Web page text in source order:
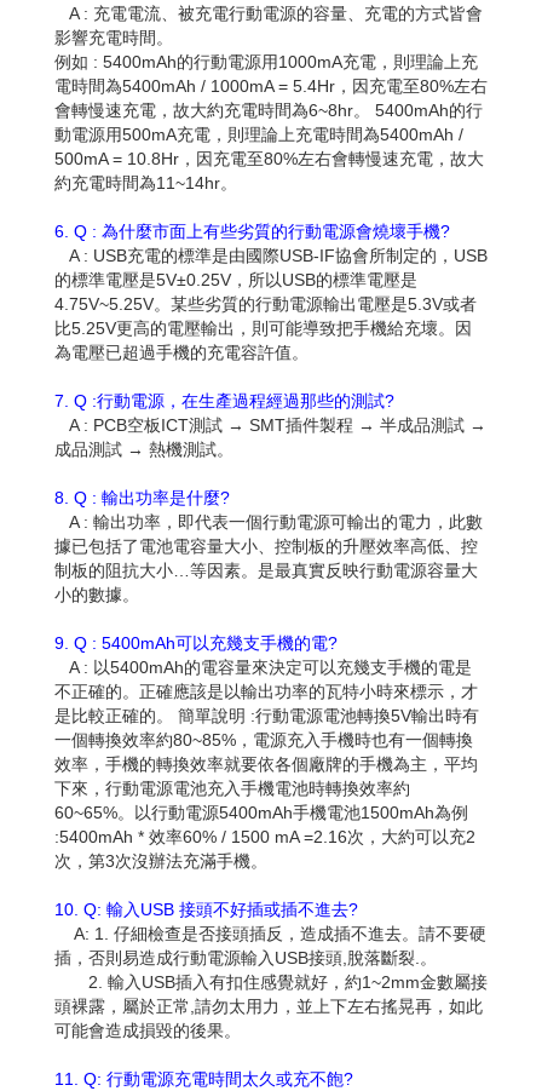
A : 充電電流、被充電行動電源的容量、充電的方式皆會
影響充電時間。
例如 : 5400mAh的行動電源用1000mA充電，則理論上充
電時間為5400mAh / 1000mA = 5.4Hr，因充電至80%左右
會轉慢速充電，故大約充電時間為6~8hr。 5400mAh的行
動電源用500mA充電，則理論上充電時間為5400mAh /
500mA = 10.8Hr，因充電至80%左右會轉慢速充電，故大
約充電時間為11~14hr。
6. Q : 為什麼市面上有些劣質的行動電源會燒壞手機?
A : USB充電的標準是由國際USB-IF協會所制定的，USB
的標準電壓是5V±0.25V，所以USB的標準電壓是
4.75V~5.25V。某些劣質的行動電源輸出電壓是5.3V或者
比5.25V更高的電壓輸出，則可能導致把手機給充壞。因
為電壓已超過手機的充電容許值。
7. Q :行動電源，在生產過程經過那些的測試?
A : PCB空板ICT測試 → SMT插件製程 → 半成品測試 →
成品測試 → 熱機測試。
8. Q : 輸出功率是什麼?
A : 輸出功率，即代表一個行動電源可輸出的電力，此數
據已包括了電池電容量大小、控制板的升壓效率高低、控
制板的阻抗大小…等因素。是最真實反映行動電源容量大
小的數據。
9. Q : 5400mAh可以充幾支手機的電?
A : 以5400mAh的電容量來決定可以充幾支手機的電是
不正確的。正確應該是以輸出功率的瓦特小時來標示，才
是比較正確的。 簡單說明 :行動電源電池轉換5V輸出時有
一個轉換效率約80~85%，電源充入手機時也有一個轉換
效率，手機的轉換效率就要依各個廠牌的手機為主，平均
下來，行動電源電池充入手機電池時轉換效率約
60~65%。以行動電源5400mAh手機電池1500mAh為例
:5400mAh * 效率60% / 1500 mA =2.16次，大約可以充2
次，第3次沒辦法充滿手機。
10. Q: 輸入USB 接頭不好插或插不進去?
A: 1. 仔細檢查是否接頭插反，造成插不進去。請不要硬
插，否則易造成行動電源輸入USB接頭,脫落斷裂.。
2. 輸入USB插入有扣住感覺就好，約1~2mm金數屬接
頭裸露，屬於正常,請勿太用力，並上下左右搖晃再，如此
可能會造成損毀的後果。
11. Q: 行動電源充電時間太久或充不飽?